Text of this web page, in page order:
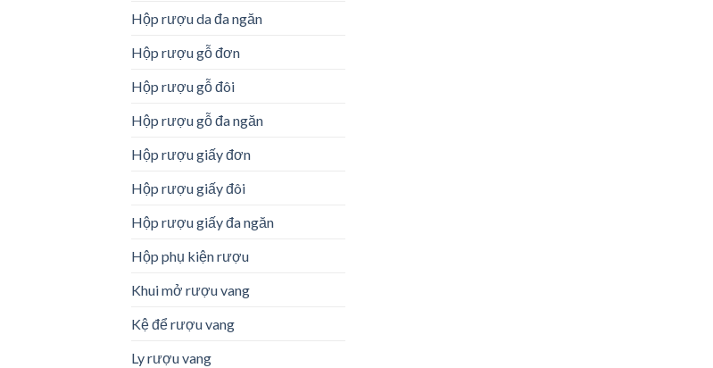
Hộp rượu da đa ngăn
Hộp rượu gỗ đơn
Hộp rượu gỗ đôi
Hộp rượu gỗ đa ngăn
Hộp rượu giấy đơn
Hộp rượu giấy đôi
Hộp rượu giấy đa ngăn
Hộp phụ kiện rượu
Khui mở rượu vang
Kệ để rượu vang
Ly rượu vang